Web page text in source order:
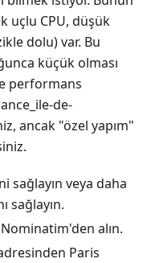
uçlu CPU, düşük
dolu) var. Bu
küçük olması
performans
de-
ancak "özel yapım"
sağlayın veya daha
sağlayın.
alın.
Paris